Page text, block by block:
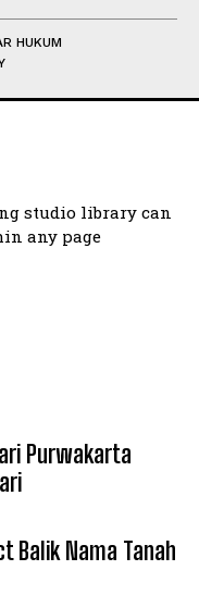
HUKUM
studio library can
any page
Purwakarta
Balik Nama Tanah